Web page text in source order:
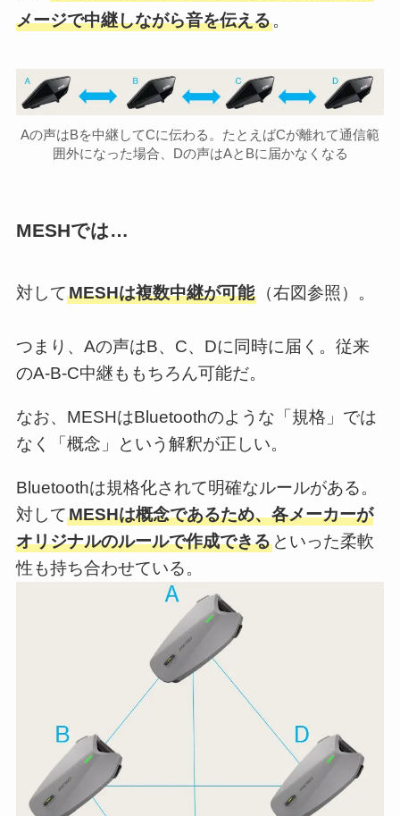
メージで中継しながら音を伝える。
Aの声はBを中継してCに伝わる。たとえばCが離れて通信範
囲外になった場合、Dの声はAとBに届かなくなる
MESHでは…
対してMESHは複数中継が可能（右図参照）。
つまり、Aの声はB、C、Dに同時に届く。従来
のA-B-C中継ももちろん可能だ。
なお、MESHはBluetoothのような「規格」では
なく「概念」という解釈が正しい。
Bluetoothは規格化されて明確なルールがある。
対してMESHは概念であるため、各メーカーが
オリジナルのルールで作成できるといった柔軟
性も持ち合わせている。